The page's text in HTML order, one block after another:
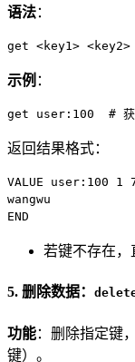
语法：
get <key1>
示例 ：
get user:100  # 获
返回结果格式：
VALUE user:100 1
wangwu
END
若键不存在，
5. 删除数据：
功能：删除指定键
键）。